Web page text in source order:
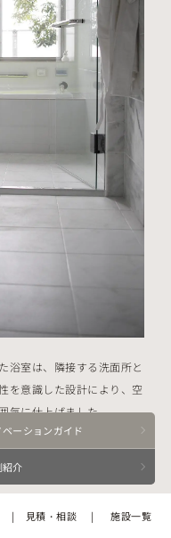
浴室は、隣接する洗面所と
を意識した設計により、空
気に仕上げました。
ついて詳しくはこちら
ベーションガイド
介
見積・相談 施設一覧